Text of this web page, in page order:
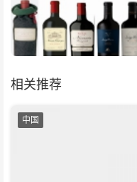
相关推荐
中国